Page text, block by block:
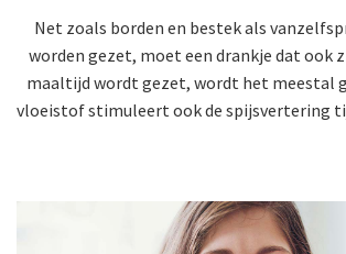
Net zoals borden en bestek als
worden gezet, moet een drankje dat ook
maaltijd wordt gezet, wordt het meestal
vloeistof stimuleert ook de spijsvertering